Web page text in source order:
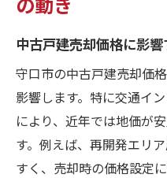
中古戸建売却価格に影
守口市の中古戸建売却価
影響します。特に交通イ
により、近年では地価が
す。例えば、再開発エリ
すく、売却時の価格設定